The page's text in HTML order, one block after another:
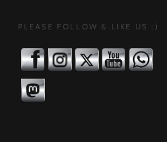
PLEASE FOLLOW & LIKE US :)